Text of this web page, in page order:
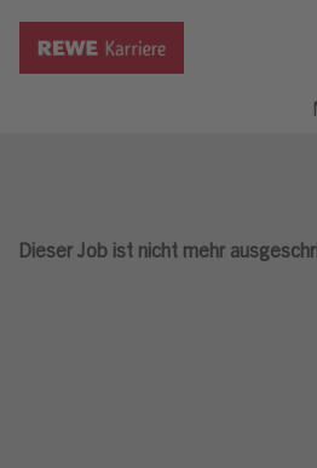
Dieser Job ist nicht mehr